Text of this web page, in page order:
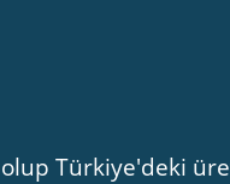
Türkiye'deki